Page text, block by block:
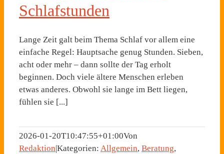
Schlafstunden
Lange Zeit galt beim Thema Schlaf vor allem eine
einfache Regel: Hauptsache genug Stunden. Sieben,
acht oder mehr – dann sollte der Tag erholt
beginnen. Doch viele ältere Menschen erleben
etwas anderes. Obwohl sie lange im Bett liegen,
fühlen sie [...]
2026-01-20T10:47:55+01:00Von
Redaktion Kategorien: Allgemein, Beratung,